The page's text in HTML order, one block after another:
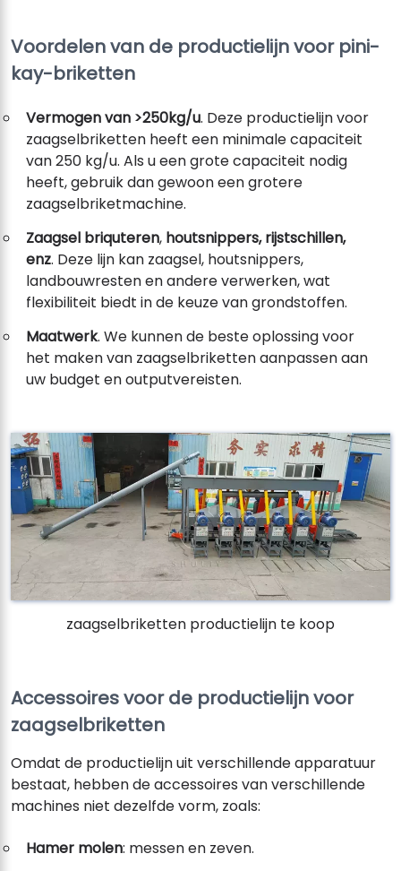
Voordelen van de productielijn voor pini-
kay-briketten
Vermogen van >250kg/u. Deze productielijn voor
zaagselbriketten heeft een minimale capaciteit
van 250 kg/u. Als u een grote capaciteit nodig
heeft, gebruik dan gewoon een grotere
zaagselbriketmachine.
Zaagsel briquteren, houtsnippers, rijstschillen,
enz. Deze lijn kan zaagsel, houtsnippers,
landbouwresten en andere verwerken, wat
flexibiliteit biedt in de keuze van grondstoffen.
Maatwerk. We kunnen de beste oplossing voor
het maken van zaagselbriketten aanpassen aan
uw budget en outputvereisten.
zaagselbriketten productielijn te koop
Accessoires voor de productielijn voor
zaagselbriketten
Omdat de productielijn uit verschillende apparatuur
bestaat, hebben de accessoires van verschillende
machines niet dezelfde vorm, zoals:
Hamer molen: messen en zeven.